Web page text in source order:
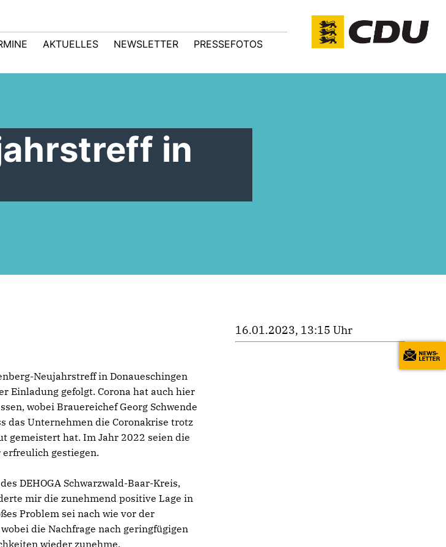
AKTUELLES NEWSLETTER PRESSEFOTOS
in
Neujahrstreff in Donaueschingen
Einladung gefolgt. Corona hat auch hier
wobei Brauereichef Georg Schwende
das Unternehmen die Coronakrise trotz
gemeistert hat. Im Jahr 2022 seien die
gestiegen.
DEHOGA Schwarzwald-Baar-Kreis,
mir die zunehmend positive Lage in
Problem sei nach wie vor der
die Nachfrage nach geringfügigen
wieder zunehme.
16.01.2023, 13:15 Uhr